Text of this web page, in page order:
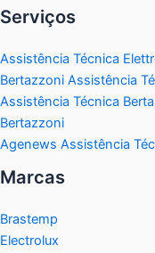
Serviços
Assistência Técnica
Bertazzoni Assistência
Assistência Técnica
Bertazzoni
Agenews Assistência
Marcas
Brastemp
Electrolux